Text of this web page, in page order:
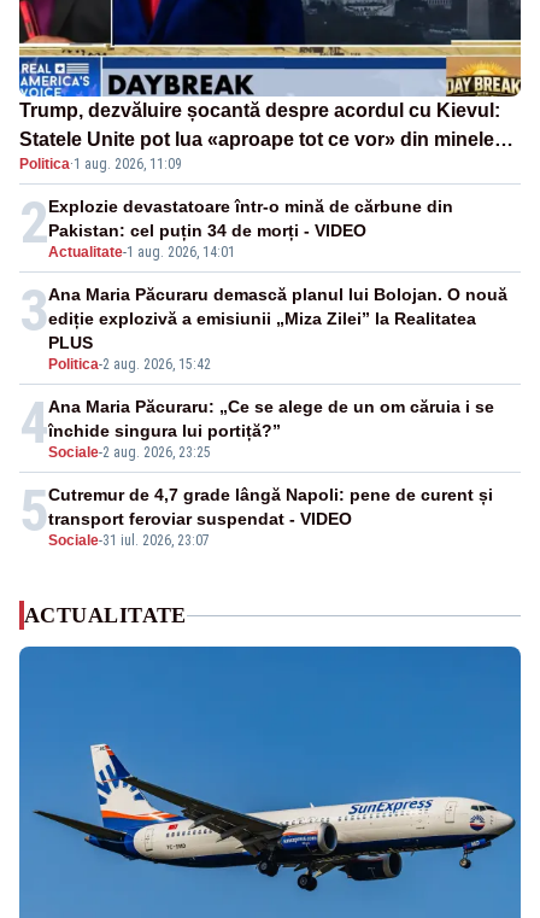
Trump, dezvăluire șocantă despre acordul cu Kievul:
Statele Unite pot lua «aproape tot ce vor» din minele
Ucrainei”
Politica·1 aug. 2026, 11:09
2Actualitate-1 aug. 2026, 14:01
Explozie devastatoare într-o mină de cărbune din
Pakistan: cel puțin 34 de morți - VIDEO
3
Politica-2 aug. 2026, 15:42
Ana Maria Păcuraru demască planul lui Bolojan. O nouă
ediție explozivă a emisiunii „Miza Zilei” la Realitatea
PLUS
4Sociale-2 aug. 2026, 23:25
Ana Maria Păcuraru: „Ce se alege de un om căruia i se
închide singura lui portiță?”
5Sociale-31 iul. 2026, 23:07
Cutremur de 4,7 grade lângă Napoli: pene de curent și
transport feroviar suspendat - VIDEO
ACTUALITATE